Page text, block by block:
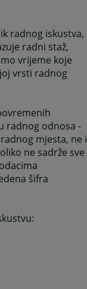
radnog iskustva,
radni staž,
vrijeme koje
vrsti radnog
radnog odnosa -
mjesta, ne i
ne sadrže sve
šifra